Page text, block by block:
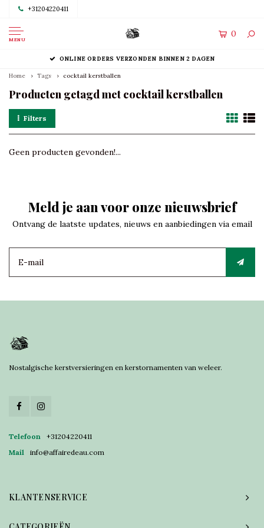
+31204220411
MENU
0
ONLINE ORDERS VERZONDEN BINNEN 2 DAGEN
Home Tags cocktail kerstballen
Producten getagd met cocktail kerstballen
Filters
Geen producten gevonden!...
Meld je aan voor onze nieuwsbrief
Ontvang de laatste updates, nieuws en aanbiedingen via email
Nostalgische kerstversieringen en kerstornamenten van weleer.
Telefoon
+31204220411
Mail
info@affairedeau.com
KLANTENSERVICE